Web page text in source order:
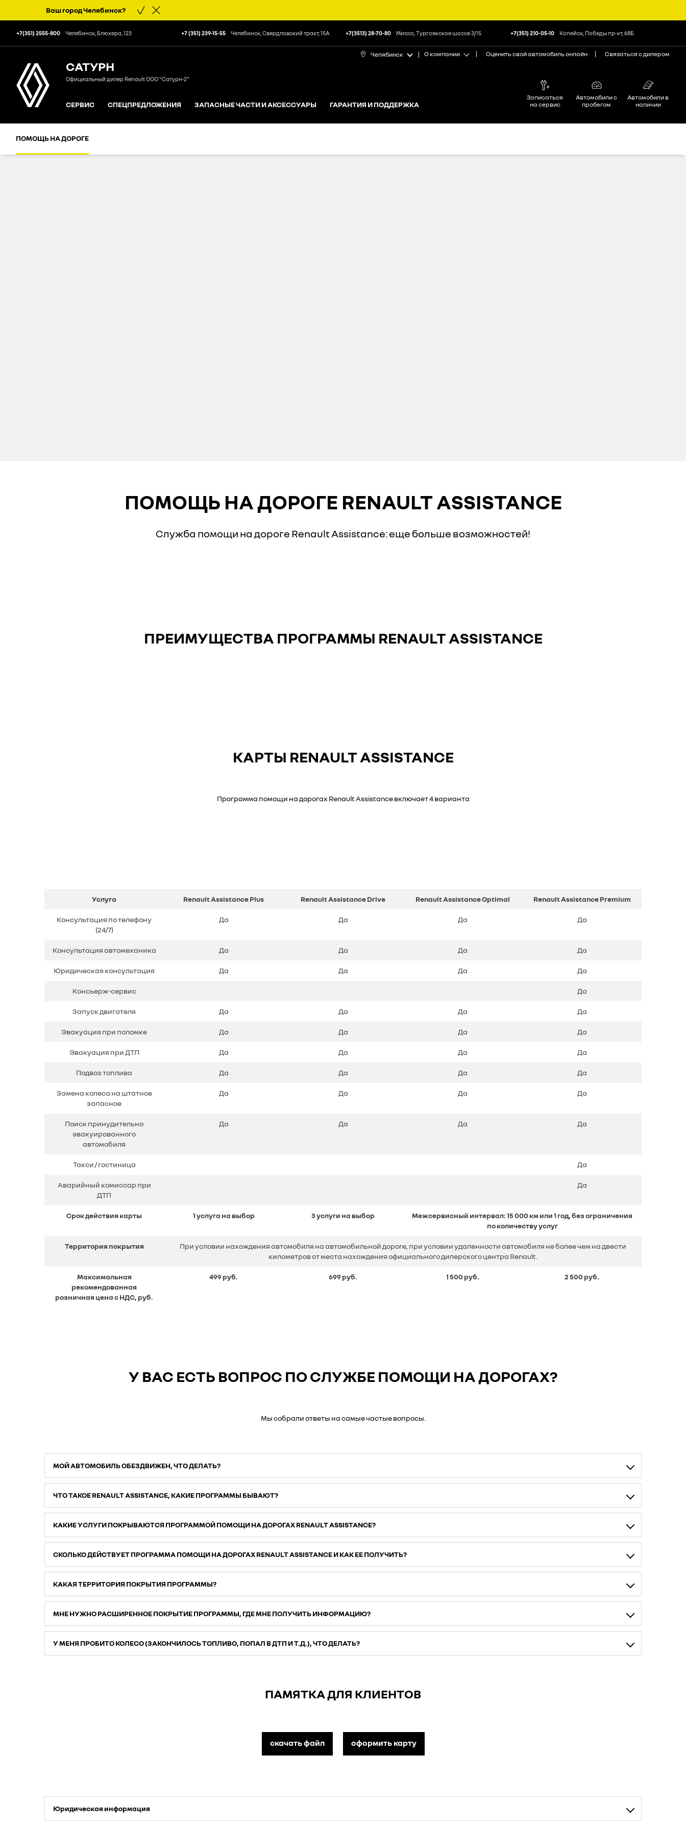
Ваш городЧелябинск?
САТУРН
Официальный дилер Renault ООО "Сатурн-2"
СЕРВИС СПЕЦПРЕДЛОЖЕНИЯ ЗАПАСНЫЕ ЧАСТИ И АКСЕССУАРЫ ГАРАНТИЯ И ПОДДЕРЖКА
Записаться
на сервис
Автомобили с
пробегом
Автомобили в
наличии
Челябинск О компании Оценить свой автомобиль онлайн Связаться с дилером
+7(351) 2555-800 Челябинск, Блюхера, 123 +7 (351) 239-15-55 Челябинск, Свердловский тракт, 15А +7(3513) 28-70-80 Миасс, Тургоякское шоссе 3/15 +7(351) 210-05-10 Копейск, Победы пр-кт, 68Б
ПОМОЩЬ НА ДОРОГЕ
ПОМОЩЬ НА ДОРОГЕ RENAULT ASSISTANCE
Служба помощи на дороге Renault Assistance: еще больше возможностей!
ПРЕИМУЩЕСТВА ПРОГРАММЫ RENAULT ASSISTANCE
КАРТЫ RENAULT ASSISTANCE
Программа помощи на дорогах Renault Assistance включает 4 варианта
Услуга Renault Assistance Plus Renault Assistance Drive Renault Assistance Optimal Renault Assistance Premium
Консультация по телефону
(24/7)
Да Да Да Да
Консультация автомеханика Да Да Да Да
Юридическая консультация Да Да Да Да
Консьерж-сервис Да
Запуск двигателя Да Да Да Да
Эвакуация при поломке Да Да Да Да
Эвакуация при ДТП Да Да Да Да
Подвоз топлива Да Да Да Да
Замена колеса на штатное
запасное
Да Да Да Да
Поиск принудительно
эвакуированного
автомобиля
Да Да Да Да
Такси / гостиница Да
Аварийный комиссар при
ДТП
Да
Срок действия карты 1 услуга на выбор 3 услуги на выбор
Межсервисный интервал: 15 000 км или 1 год, без ограничения
по количеству услуг
Территория покрытия
При условии нахождения автомобиля на автомобильной дороге, при условии удаленности автомобиля не более чем на двести
километров от места нахождения официального дилерского центра Renault.
Максимальная
рекомендованная
розничная цена с НДС, руб.
499 руб. 699 руб. 1 500 руб. 2 500 руб.
У ВАС ЕСТЬ ВОПРОС ПО СЛУЖБЕ ПОМОЩИ НА ДОРОГАХ?
Мы собрали ответы на самые частые вопросы.
МОЙ АВТОМОБИЛЬ ОБЕЗДВИЖЕН, ЧТО ДЕЛАТЬ?
ЧТО ТАКОЕ RENAULT ASSISTANCE, КАКИЕ ПРОГРАММЫ БЫВАЮТ?
КАКИЕ УСЛУГИ ПОКРЫВАЮТСЯ ПРОГРАММОЙ ПОМОЩИ НА ДОРОГАХ RENAULT ASSISTANCE?
СКОЛЬКО ДЕЙСТВУЕТ ПРОГРАММА ПОМОЩИ НА ДОРОГАХ RENAULT ASSISTANCE И КАК ЕЕ ПОЛУЧИТЬ?
КАКАЯ ТЕРРИТОРИЯ ПОКРЫТИЯ ПРОГРАММЫ?
МНЕ НУЖНО РАСШИРЕННОЕ ПОКРЫТИЕ ПРОГРАММЫ, ГДЕ МНЕ ПОЛУЧИТЬ ИНФОРМАЦИЮ?
У МЕНЯ ПРОБИТО КОЛЕСО (ЗАКОНЧИЛОСЬ ТОПЛИВО, ПОПАЛ В ДТП И Т.Д.), ЧТО ДЕЛАТЬ?
ПАМЯТКА ДЛЯ КЛИЕНТОВ
скачать файл оформить карту
Юридическая информация